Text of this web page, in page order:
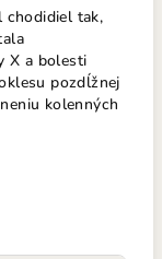
chodidiel tak,
X a bolesti
pozdĺžnej
kolenných